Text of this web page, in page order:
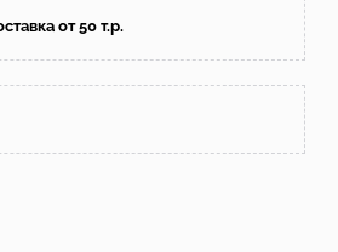
от 50 т.р.